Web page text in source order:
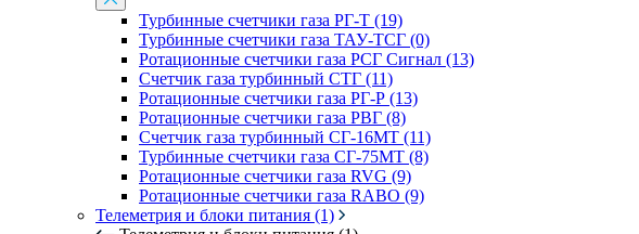
Турбинные счетчики газа РГ-Т (19)
Турбинные счетчики газа ТАУ-ТСГ (0)
Ротационные счетчики газа РСГ Сигнал (13)
Счетчик газа турбинный СТГ (11)
Ротационные счетчики газа РГ-Р (13)
Ротационные счетчики газа РВГ (8)
Счетчик газа турбинный СГ-16МТ (11)
Турбинные счетчики газа СГ-75МТ (8)
Ротационные счетчики газа RVG (9)
Ротационные счетчики газа RABO (9)
Телеметрия и блоки питания (1)